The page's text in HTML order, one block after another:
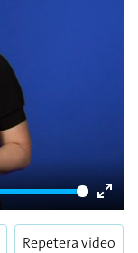
Enter
Repetera video